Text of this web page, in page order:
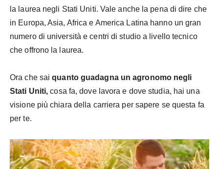
la laurea negli Stati Uniti. Vale anche la pena di dire che
in Europa, Asia, Africa e America Latina hanno un gran
numero di università e centri di studio a livello tecnico
che offrono la laurea.
Ora che saiquanto guadagna un agronomo negli
Stati Uniti, cosa fa, dove lavora e dove studia, hai una
visione più chiara della carriera per sapere se questa fa
per te.